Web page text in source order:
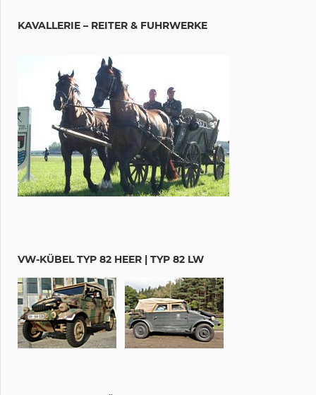
KAVALLERIE – REITER & FUHRWERKE
VW-KÜBEL TYP 82 HEER | TYP 82 LW